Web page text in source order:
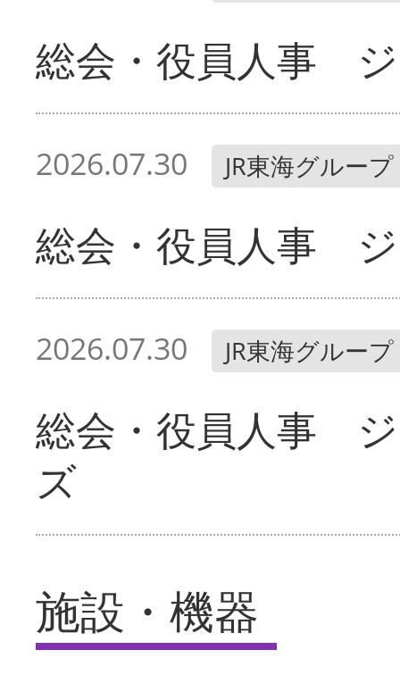
総会・役員人事
2026.07.30 JR東海グループ
総会・役員人事
2026.07.30 JR東海グループ
総会・役員人事
ズ
施設・機器